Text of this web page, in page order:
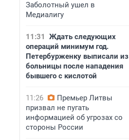
Заболотный ушел в
Медиалигу
11:31
Ждать следующих
операций минимум год.
Петербурженку выписали из
больницы после нападения
бывшего с кислотой
11:26
Премьер Литвы
призвал не пугать
информацией об угрозах со
стороны России